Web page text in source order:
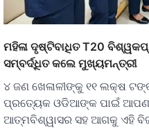
ମହିଳା ଦୃଷ୍ଟିବାଧିତ T20
ସମ୍ବର୍ଦ୍ଧିତ କଲେ ମୁଖ୍ୟମନ୍ତ୍ରୀ
୪ ଜଣ ଖେଳାଳୀଙ୍କୁ ୧୧ ଲକ୍ଷ
ପ୍ରତ୍ୟେକ ଓଡିଆଙ୍କ ପାଇଁ
ଆତ୍ମବିଶ୍ୱାସର ସହ ଆଗକୁ ଏହି